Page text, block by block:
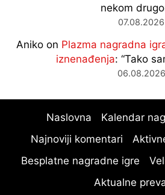
nekom
07.08.2026
Anikoon Plazma nagradna
iznenađenja: “Tako
06.08.2026
Naslovna
Kalendar
Najnoviji komentari
Besplatne nagradne igre
Aktualne